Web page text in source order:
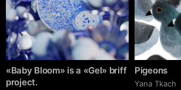
«Baby Bloom» is a «Gel» briff
project.
Pigeons
Yana Tkach